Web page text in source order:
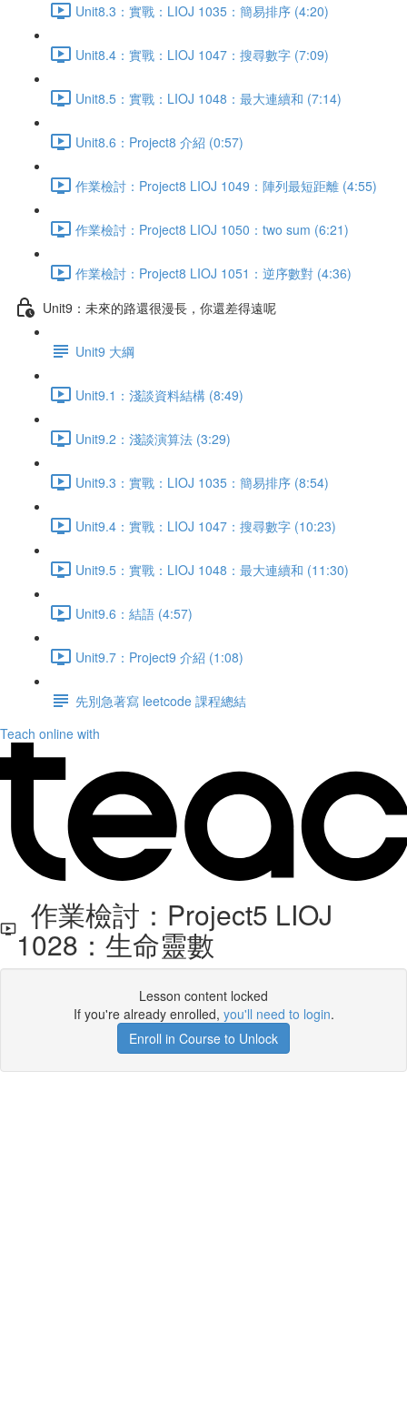
Unit8.3：實戰：LIOJ 1035：簡易排序 (4:20)
Unit8.4：實戰：LIOJ 1047：搜尋數字 (7:09)
Unit8.5：實戰：LIOJ 1048：最大連續和 (7:14)
Unit8.6：Project8 介紹 (0:57)
作業檢討：Project8 LIOJ 1049：陣列最短距離 (4:55)
作業檢討：Project8 LIOJ 1050：two sum (6:21)
作業檢討：Project8 LIOJ 1051：逆序數對 (4:36)
Unit9：未來的路還很漫長，你還差得遠呢
Unit9 大綱
Unit9.1：淺談資料結構 (8:49)
Unit9.2：淺談演算法 (3:29)
Unit9.3：實戰：LIOJ 1035：簡易排序 (8:54)
Unit9.4：實戰：LIOJ 1047：搜尋數字 (10:23)
Unit9.5：實戰：LIOJ 1048：最大連續和 (11:30)
Unit9.6：結語 (4:57)
Unit9.7：Project9 介紹 (1:08)
先別急著寫 leetcode 課程總結
Teach online with
作業檢討：Project5 LIOJ
1028：生命靈數
Lesson content locked
If you're already enrolled, you'll need to login.
Enroll in Course to Unlock